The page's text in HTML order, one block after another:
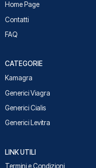
Home Page
Contatti
FAQ
CATEGORIE
Kamagra
Generici Viagra
Generici Cialis
Generici Levitra
LINK UTILI
Termini e Condizioni